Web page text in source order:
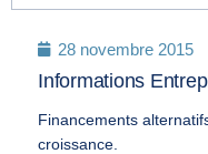
28 novembre 2015
Informations
Financements
croissance.